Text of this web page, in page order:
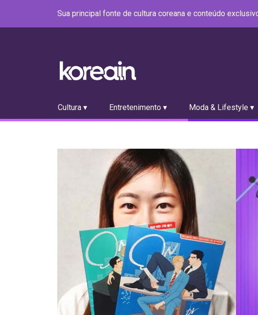
Sua principal fonte de cultura coreana e conteúdo
Cultura ▾ Entretenimento ▾ Moda & Lifestyle ▾